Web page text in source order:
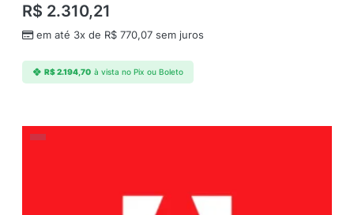
R$ 2.310,21
em até 3x de R$ 770,07 sem juros
R$2.194,70 à vista no Pix ou Boleto